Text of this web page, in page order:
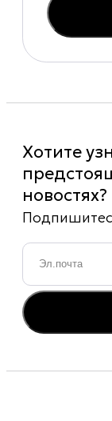
Хотите
новостях?
Email